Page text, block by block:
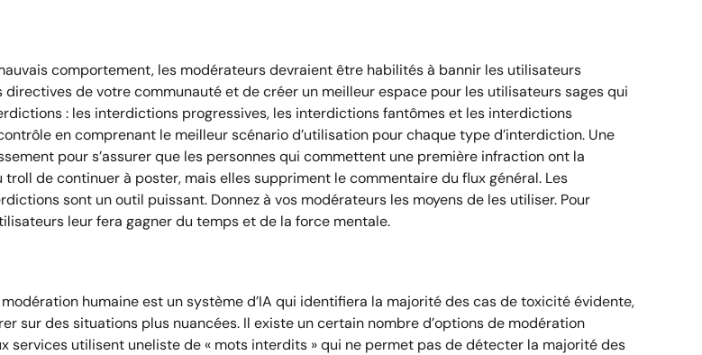
comportement, les modérateurs devraient être habilités à bannir les utilisateurs
de votre communauté et de créer un meilleur espace pour les utilisateurs sages qui
: les interdictions progressives, les interdictions fantômes et les interdictions
en comprenant le meilleur scénario d’utilisation pour chaque type d’interdiction. Une
pour s’assurer que les personnes qui commettent une première infraction ont la
de continuer à poster, mais elles suppriment le commentaire du flux général. Les
sont un outil puissant. Donnez à vos modérateurs les moyens de les utiliser. Pour
leur fera gagner du temps et de la force mentale.
humaine est un système d’IA qui identifiera la majorité des cas de toxicité évidente,
sur des situations plus nuancées. Il existe un certain nombre d’options de modération
services utilisent uneliste de« mots interdits »qui ne permet pas de détecter la majorité des